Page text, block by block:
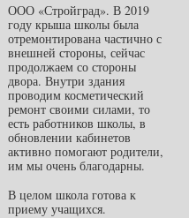
ООО «Стройград». В 2019
году крыша школы была
отремонтирована частично с
внешней стороны, сейчас
продолжаем со стороны
двора. Внутри здания
проводим косметический
ремонт своими силами, то
есть работников школы, в
обновлении кабинетов
активно помогают родители,
им мы очень благодарны.
В целом школа готова к
приему учащихся.